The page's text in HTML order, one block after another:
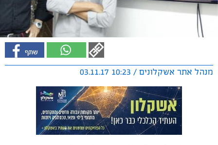
מנהל אתר אשקלונים / 10:23 03.11.17